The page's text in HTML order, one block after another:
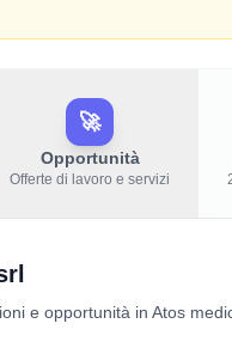
🚀
Opportunità
Offerte di lavoro e servizi
e opportunità in Atos